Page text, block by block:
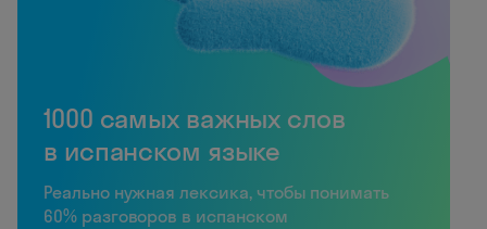
1000 самых важных слов
в испанском языке
Реально нужная лексика, чтобы понимать
60% разговоров в испанском